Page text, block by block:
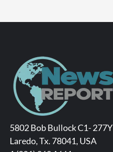
5802 Bob Bullock C1- 277Y
Laredo, Tx. 78041, USA